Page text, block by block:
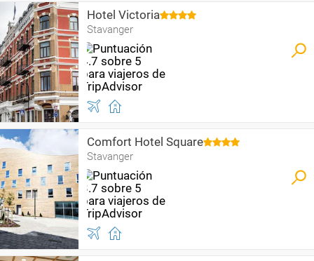
Hotel Victoria
Stavanger
Comfort Hotel Square
Stavanger